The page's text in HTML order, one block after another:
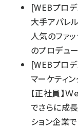
[WEBプロ
大手アパレル
人気のファ
のプロデュ
[WEBプロ
マーケティ
【正社員】
でさらに成
ション企業